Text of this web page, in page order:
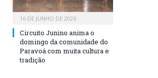
16 DE JUNHO DE 2026
Circuito Junino anima o
domingo da comunidade do
Paravoá com muita cultura e
tradição